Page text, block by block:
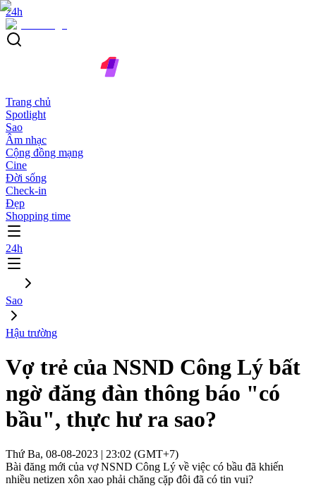
24h
Trang chủ
Spotlight
Sao
Âm nhạc
Cộng đồng mạng
Cine
Đời sống
Check-in
Đẹp
Shopping time
24h
Sao
Hậu trường
Vợ trẻ của NSND Công Lý bất
ngờ đăng đàn thông báo "có
bầu", thực hư ra sao?
Thứ Ba, 08-08-2023 | 23:02 (GMT+7)
Bài đăng mới của vợ NSND Công Lý về việc có bầu đã khiến
nhiều netizen xôn xao phải chăng cặp đôi đã có tin vui?